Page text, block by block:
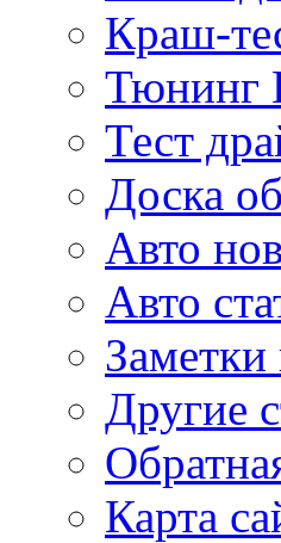
Краш-
Тюнинг
Тест
Доска
Авто
Авто
Заметки
Другие
Карта